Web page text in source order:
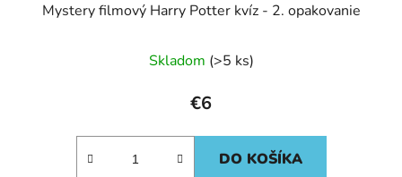
Mystery filmový Harry Potter kvíz - 2. opakovanie
Skladom (>5 ks)
€6
DO KOŠÍKA